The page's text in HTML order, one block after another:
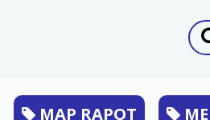
MAP RAPOT